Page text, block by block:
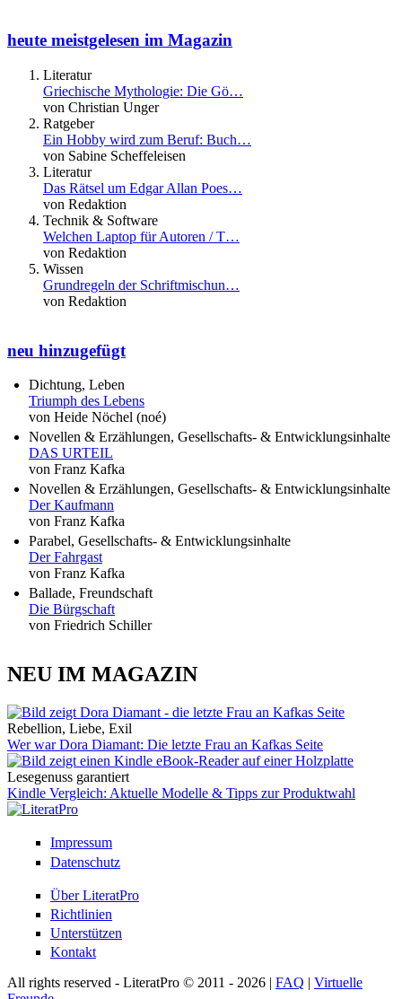
heute meistgelesen im Magazin
Literatur
Griechische Mythologie: Die Gö…
von Christian Unger
Ratgeber
Ein Hobby wird zum Beruf: Buch…
von Sabine Scheffeleisen
Literatur
Das Rätsel um Edgar Allan Poes…
von Redaktion
Technik & Software
Welchen Laptop für Autoren / T…
von Redaktion
Wissen
Grundregeln der Schriftmischun…
von Redaktion
neu hinzugefügt
Dichtung, Leben
Triumph des Lebens
von Heide Nöchel (noé)
Novellen & Erzählungen, Gesellschafts- & Entwicklungsinhalte
DAS URTEIL
von Franz Kafka
Novellen & Erzählungen, Gesellschafts- & Entwicklungsinhalte
Der Kaufmann
von Franz Kafka
Parabel, Gesellschafts- & Entwicklungsinhalte
Der Fahrgast
von Franz Kafka
Ballade, Freundschaft
Die Bürgschaft
von Friedrich Schiller
NEU IM MAGAZIN
Rebellion, Liebe, Exil
Wer war Dora Diamant: Die letzte Frau an Kafkas Seite
Lesegenuss garantiert
Kindle Vergleich: Aktuelle Modelle & Tipps zur Produktwahl
Impressum
Datenschutz
Über LiteratPro
Richtlinien
Unterstützen
Kontakt
All rights reserved - LiteratPro © 2011 - 2026 | FAQ | Virtuelle